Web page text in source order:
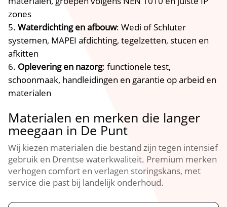
zones
Waterdichting en afbouw: Wedi of Schluter
systemen, MAPEI afdichting, tegelzetten, stucen en
afkitten
Oplevering en nazorg: functionele test,
schoonmaak, handleidingen en garantie op arbeid en
materialen
Materialen en merken die langer
meegaan in De Punt
Wij kiezen materialen die bestand zijn tegen intensief
gebruik en Drentse waterkwaliteit. Premium merken
verhogen comfort en verlagen storingskans, met
service die past bij landelijk onderhoud.